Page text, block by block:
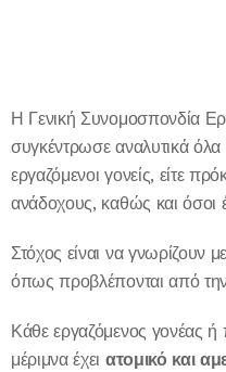
Η Γενική Συνομοσπονδία
συγκέντρωσε αναλυτικά όλα
εργαζόμενοι γονείς, είτε
ανάδοχους, καθώς και όσοι
Στόχος είναι να γνωρίζουν
όπως προβλέπονται από
Κάθε εργαζόμενος γονέας
μέριμνα έχει ατομικό και